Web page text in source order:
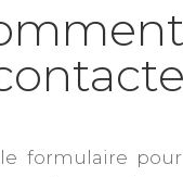
le formulaire